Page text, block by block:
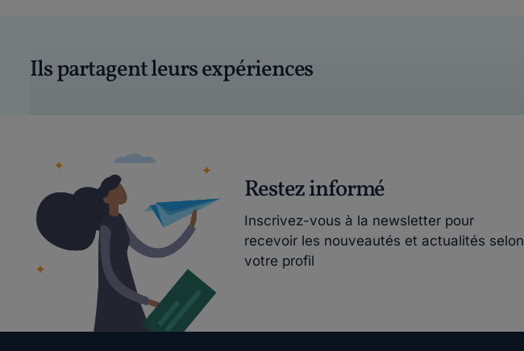
Ils partagent leurs expériences
Restez informé
Inscrivez-vous à la newsletter pour
recevoir les nouveautés et actualités selon
votre profil